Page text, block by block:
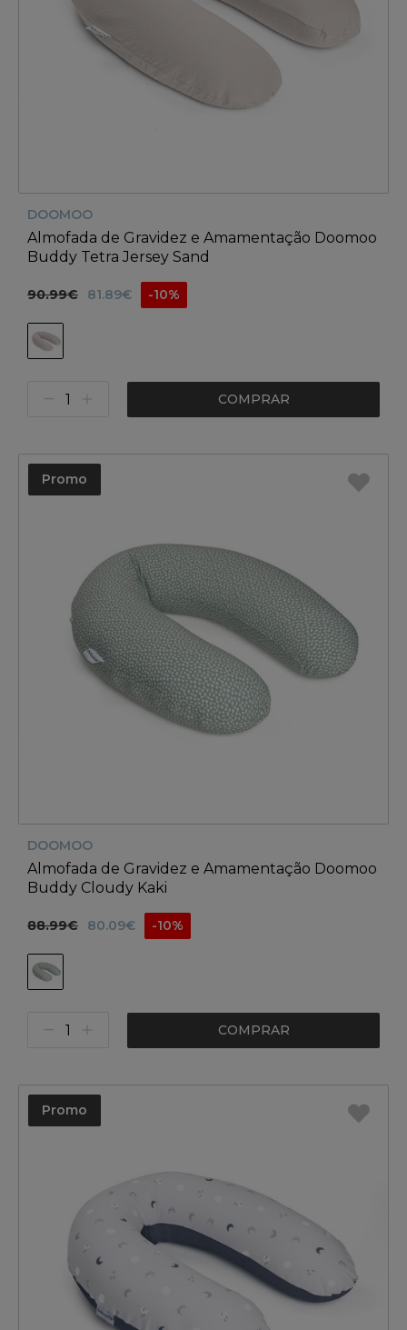
DOOMOO
Almofada de Gravidez e Amamentação Doomoo
Buddy Tetra Jersey Sand
90.99€ 81.89€ -10%
COMPRAR
Promo
DOOMOO
Almofada de Gravidez e Amamentação Doomoo
Buddy Cloudy Kaki
88.99€ 80.09€ -10%
COMPRAR
Promo